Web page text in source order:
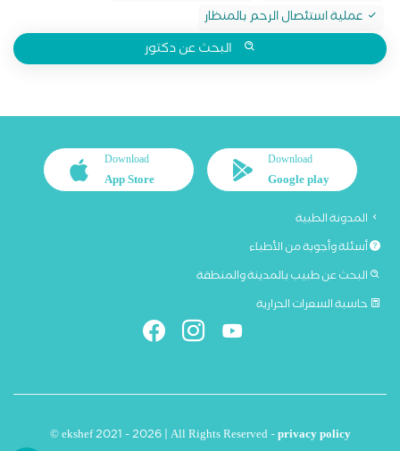
عملية استئصال الرحم بالمنظار
البحث عن دكتور
Download
Google play
Download
App Store
المدونة الطبية
أسئلة وأجوبة من الأطباء
البحث عن طبيب بالمدينة والمنطقة
حاسبة السعرات الحرارية
© ekshef 2021 - 2026 | All Rights Reserved -privacy policy